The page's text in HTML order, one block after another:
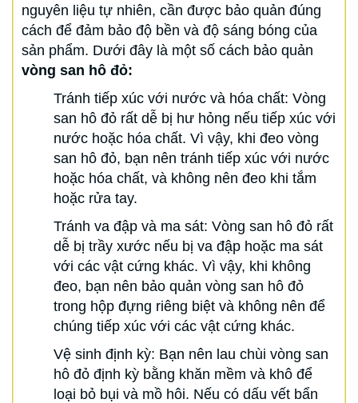
nguyên liệu tự nhiên, cần được bảo quản đúng
cách để đảm bảo độ bền và độ sáng bóng của
sản phẩm. Dưới đây là một số cách bảo quản
vòng san hô đỏ:
Tránh tiếp xúc với nước và hóa chất: Vòng
san hô đỏ rất dễ bị hư hỏng nếu tiếp xúc với
nước hoặc hóa chất. Vì vậy, khi đeo vòng
san hô đỏ, bạn nên tránh tiếp xúc với nước
hoặc hóa chất, và không nên đeo khi tắm
hoặc rửa tay.
Tránh va đập và ma sát: Vòng san hô đỏ rất
dễ bị trầy xước nếu bị va đập hoặc ma sát
với các vật cứng khác. Vì vậy, khi không
đeo, bạn nên bảo quản vòng san hô đỏ
trong hộp đựng riêng biệt và không nên để
chúng tiếp xúc với các vật cứng khác.
Vệ sinh định kỳ: Bạn nên lau chùi vòng san
hô đỏ định kỳ bằng khăn mềm và khô để
loại bỏ bụi và mồ hôi. Nếu có dấu vết bẩn